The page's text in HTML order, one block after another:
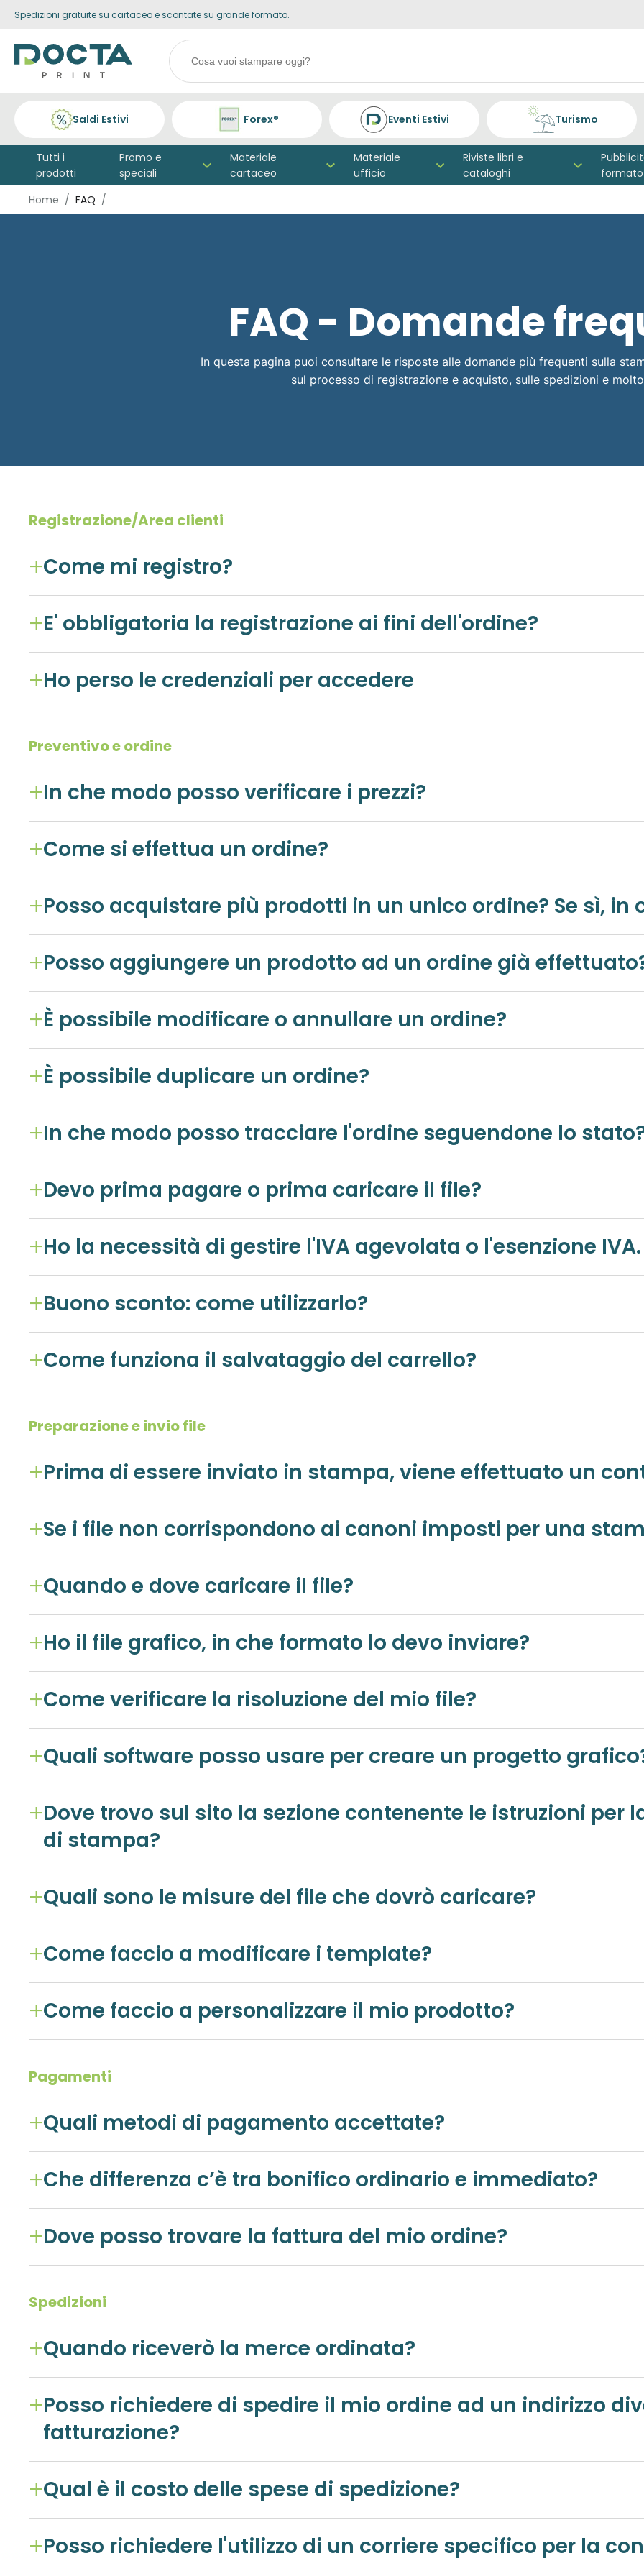
Skip to
Spedizioni gratuite su cartaceo e scontate su grande formato.
Search
products
Saldi Estivi Forex® Eventi Estivi Turismo
Tutti i
prodotti
Promo e
speciali
Materiale
cartaceo
Materiale
ufficio
Riviste libri e
cataloghi
formato
Home
FAQ
FAQ - Domande
In questa pagina puoi consultare le risposte alle domande più frequenti sulla
sul processo di registrazione e acquisto, sulle spedizioni e
Registrazione/Area clienti
Come mi registro?
E' obbligatoria la registrazione ai fini dell'ordine?
Ho perso le credenziali per accedere
Preventivo e ordine
In che modo posso verificare i prezzi?
Come si effettua un ordine?
Posso acquistare più prodotti in un unico
Posso aggiungere un prodotto ad un ordine già
È possibile modificare o annullare un ordine?
È possibile duplicare un ordine?
In che modo posso tracciare l'ordine seguendone lo
Devo prima pagare o prima caricare il file?
Ho la necessità di gestire l'IVA agevolata o l'esenzione
Buono sconto: come utilizzarlo?
Come funziona il salvataggio del carrello?
Preparazione e invio file
Prima di essere inviato in stampa,
Se i file non
Quando e dove caricare il file?
Ho il file grafico, in che formato lo devo inviare?
Come verificare la risoluzione del mio file?
Quali software posso usare per creare un progetto
Dove trovo sul sito la sezione contenente le istruzioni per la creazione di un corretto file
di stampa?
Quali sono le misure del file che dovrò caricare?
Come faccio a modificare i template?
Come faccio a personalizzare il mio prodotto?
Pagamenti
Quali metodi di pagamento accettate?
Che differenza c’è tra bonifico ordinario e immediato?
Dove posso trovare la fattura del mio ordine?
Spedizioni
Quando riceverò la merce ordinata?
Posso richiedere di spedire il mio ordine ad un indirizzo diverso da quello di
fatturazione?
Qual è il costo delle spese di spedizione?
Posso richiedere l'utilizzo di un corriere